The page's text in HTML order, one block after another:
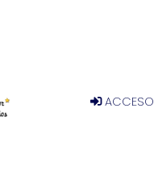
ACCESO